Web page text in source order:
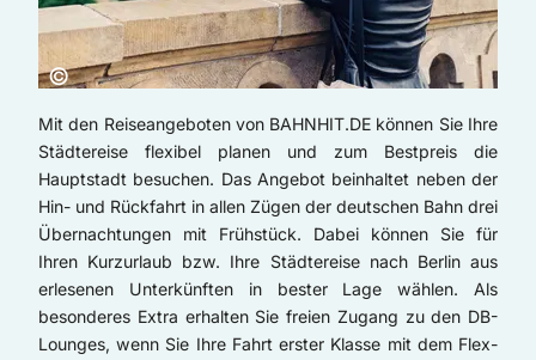
Copyright:
©
Mit den Reiseangeboten von BAHNHIT.DE können Sie Ihre
Städtereise flexibel planen und zum Bestpreis die
Hauptstadt besuchen. Das Angebot beinhaltet neben der
Hin- und Rückfahrt in allen Zügen der deutschen Bahn drei
Übernachtungen mit Frühstück. Dabei können Sie für
Ihren Kurzurlaub bzw. Ihre Städtereise nach Berlin aus
erlesenen Unterkünften in bester Lage wählen. Als
besonderes Extra erhalten Sie freien Zugang zu den DB-
Lounges, wenn Sie Ihre Fahrt erster Klasse mit dem Flex-